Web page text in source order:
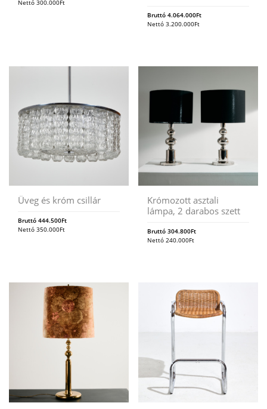
Nettó 300.000Ft
Bruttó4.064.000Ft
Nettó3.200.000Ft
Üveg és króm csillár
Bruttó 444.500Ft
Nettó 350.000Ft
Krómozott asztali
lámpa, 2 darabos szett
Bruttó304.800Ft
Nettó240.000Ft